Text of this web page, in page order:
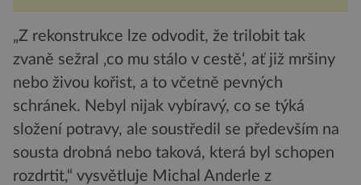
„Z rekonstrukce lze odvodit, že trilobit tak
zvaně sežral ‚co mu stálo v cestě‘, ať již mršiny
nebo živou kořist, a to včetně pevných
schránek. Nebyl nijak vybíravý, co se týká
složení potravy, ale soustředil se především na
sousta drobná nebo taková, která byl schopen
rozdrtit,“ vysvětluje Michal Anderle z